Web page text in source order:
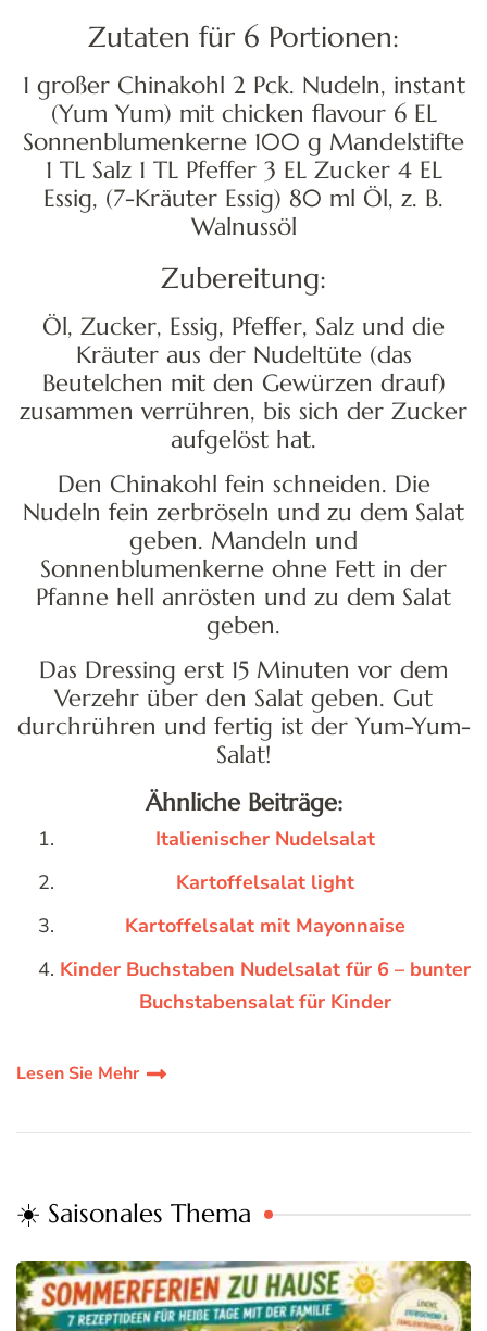
Zutaten für 6 Portionen:
1 großer Chinakohl 2 Pck. Nudeln, instant
(Yum Yum) mit chicken flavour 6 EL
Sonnenblumenkerne 100 g Mandelstifte
1 TL Salz 1 TL Pfeffer 3 EL Zucker 4 EL
Essig, (7-Kräuter Essig) 80 ml Öl, z. B.
Walnussöl
Zubereitung:
Öl, Zucker, Essig, Pfeffer, Salz und die
Kräuter aus der Nudeltüte (das
Beutelchen mit den Gewürzen drauf)
zusammen verrühren, bis sich der Zucker
aufgelöst hat.
Den Chinakohl fein schneiden. Die
Nudeln fein zerbröseln und zu dem Salat
geben. Mandeln und
Sonnenblumenkerne ohne Fett in der
Pfanne hell anrösten und zu dem Salat
geben.
Das Dressing erst 15 Minuten vor dem
Verzehr über den Salat geben. Gut
durchrühren und fertig ist der Yum-Yum-
Salat!
Ähnliche Beiträge:
Italienischer Nudelsalat
Kartoffelsalat light
Kartoffelsalat mit Mayonnaise
Kinder Buchstaben Nudelsalat für 6 – bunter
Buchstabensalat für Kinder
Lesen Sie Mehr
☀️ Saisonales Thema